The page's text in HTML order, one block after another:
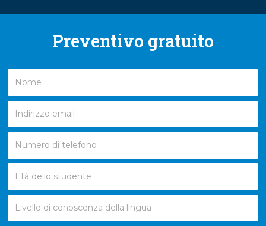
Preventivo gratuito